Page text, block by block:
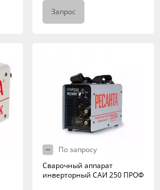
Запрос
По запросу
Сварочный аппарат
инверторный САИ 250 ПРОФ